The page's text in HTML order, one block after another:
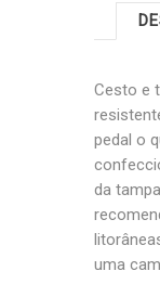
Cesto e
pedal o
da
uma